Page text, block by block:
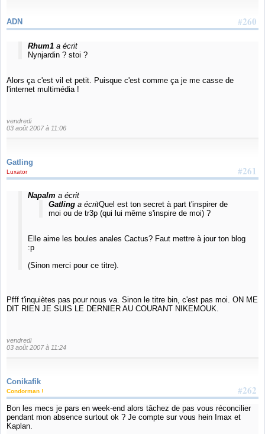
#260
ADN
Rhum1a écrit
Nynjardin ? stoi ?
Alors ça c'est vil et petit. Puisque c'est comme ça je me casse de
l'internet multimédia !
vendredi
03 août 2007 à 11:06
Gatling
#261
Luxator
Napalm a écrit
Gatling a écritQuel est ton secret à part t'inspirer de
moi ou de tr3p (qui lui même s'inspire de moi) ?
Elle aime les boules anales Cactus? Faut mettre à jour ton blog
:p
(Sinon merci pour ce titre).
Pfff t'inquiètes pas pour nous va. Sinon le titre bin, c'est pas moi. ON ME
DIT RIEN JE SUIS LE DERNIER AU COURANT NIKEMOUK.
vendredi
03 août 2007 à 11:24
Conikafik
#262
Condorman !
Bon les mecs je pars en week-end alors tâchez de pas vous réconcilier
pendant mon absence surtout ok ? Je compte sur vous hein Imax et
Kaplan.